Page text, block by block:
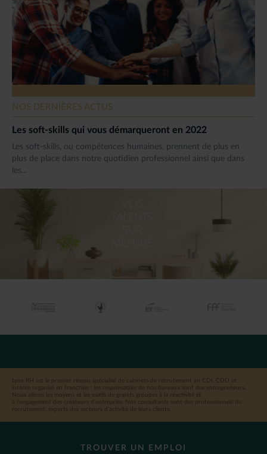
NOS DERNIÈRES ACTUS
Les soft-skills qui vous démarqueront en 2022
Les soft-skills, ou compétences humaines, prennent de plus en
plus de place dans notre quotidien professionnel ainsi que dans
les...
Lynx RH est le premier réseau spécialisé de cabinets de recrutement en CDI, CDD et
intérim organisé en franchise : les responsables de nos bureaux sont des entrepreneurs.
Nous allions les moyens et les outils de grands groupes à la réactivité et
à l’engagement des créateurs d’entreprise. Nos consultants sont des professionnels du
recrutement, experts des secteurs d’activité de leurs clients.
TROUVER UN EMPLOI